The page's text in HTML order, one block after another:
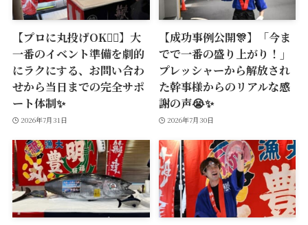
【プロに丸投げOK🙆‍♂️】大
一番のイベント準備を劇的
にラクにする、お問い合わ
せから当日までの完全サポ
ート体制✨
2026年7月31日
【成功事例公開🎊】「今ま
でで一番の盛り上がり！」
プレッシャーから解放され
た幹事様からのリアルな感
謝の声😭✨
2026年7月30日